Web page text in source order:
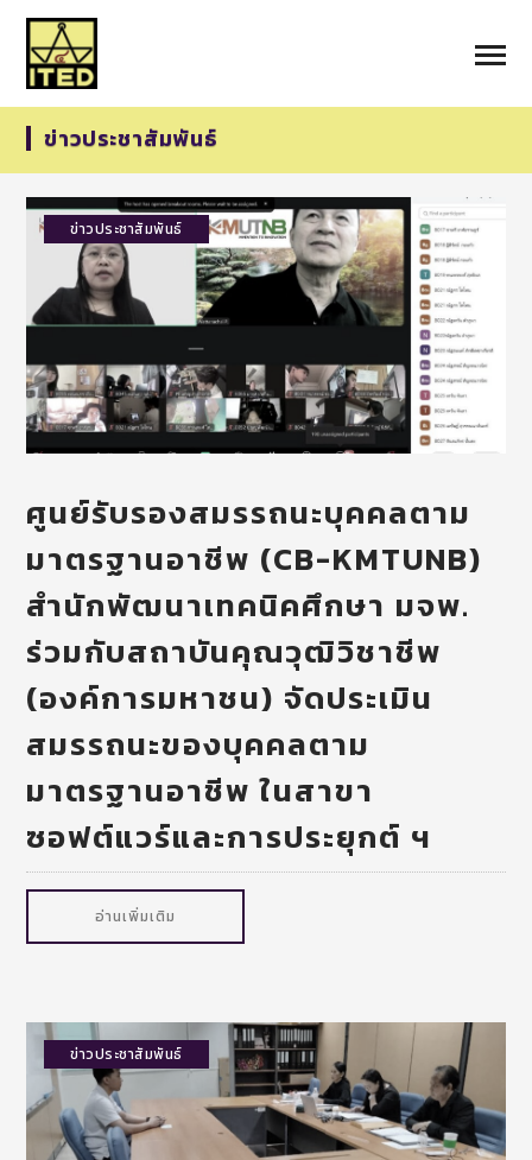
ข่าวประชาสัมพันธ์
ข่าวประชาสัมพันธ์
ศูนย์รับรองสมรรถนะบุคคลตาม
มาตรฐานอาชีพ (CB-KMTUNB)
สำนักพัฒนาเทคนิคศึกษา มจพ.
ร่วมกับสถาบันคุณวุฒิวิชาชีพ
(องค์การมหาชน) จัดประเมิน
สมรรถนะของบุคคลตาม
มาตรฐานอาชีพ ในสาขา
ซอฟต์แวร์และการประยุกต์ ฯ
อ่านเพิ่มเติม
ข่าวประชาสัมพันธ์